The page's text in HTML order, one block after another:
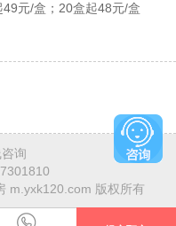
元/盒；20盒起48元/盒
询
m.yxk120.com 版权所有